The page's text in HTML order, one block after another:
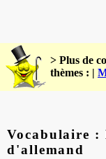
> Plus de
thèmes : |
Vocabulaire :
d'allemand